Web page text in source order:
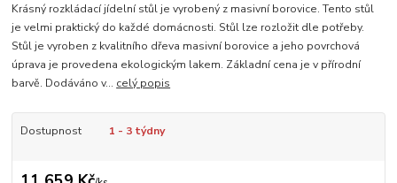
Krásný rozkládací jídelní stůl je vyrobený z masivní borovice. Tento stůl
je velmi praktický do každé domácnosti. Stůl lze rozložit dle potřeby.
Stůl je vyroben z kvalitního dřeva masivní borovice a jeho povrchová
úprava je provedena ekologickým lakem. Základní cena je v přírodní
barvě. Dodáváno v... celý popis
Dostupnost 1 - 3 týdny